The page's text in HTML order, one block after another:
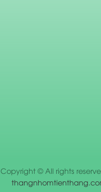
Copyright © All rights